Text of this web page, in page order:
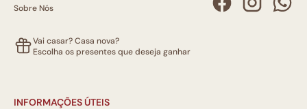
Sobre Nós
Vai casar? Casa nova?
Escolha os presentes que deseja ganhar
INFORMAÇÕES ÚTEIS